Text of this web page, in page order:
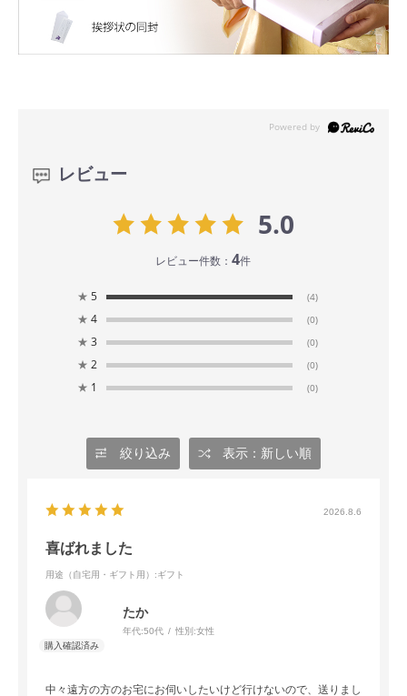
レビュー
5.0
レビュー件数：4件
★ 5 (4)
★ 4 (0)
★ 3 (0)
★ 2 (0)
★ 1 (0)
絞り込み 表示：新しい順
2026.8.6
喜ばれました
用途（自宅用・ギフト用） :ギフト
たか
年代:50代 性別:女性
中々遠方の方のお宅にお伺いしたいけど行けないので、送りまし